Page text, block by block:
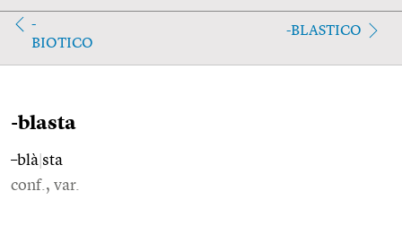
-
BIOTICO
-BLASTICO
-blasta
–blà sta
conf., var.